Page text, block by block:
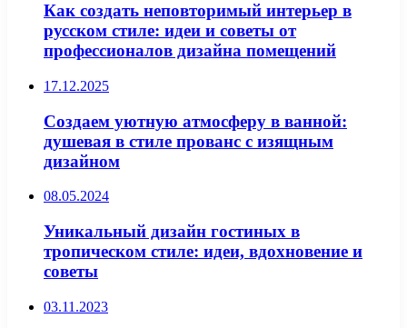
Как создать неповторимый интерьер в
русском стиле: идеи и советы от
профессионалов дизайна помещений
17.12.2025
Создаем уютную атмосферу в ванной:
душевая в стиле прованс с изящным
дизайном
08.05.2024
Уникальный дизайн гостиных в
тропическом стиле: идеи, вдохновение и
советы
03.11.2023